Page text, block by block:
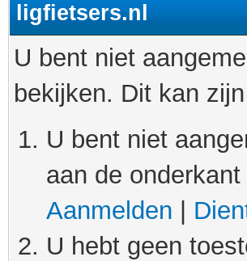
ligfietsers.nl
U bent niet
bekijken. Dit kan
U bent niet
aan de
Aanmelden
U hebt geen